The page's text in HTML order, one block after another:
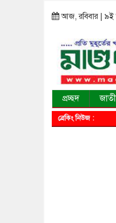
আজ, রবিবার | ৯ই
প্রচ্ছদ
ব্রেকিং নিউজ :